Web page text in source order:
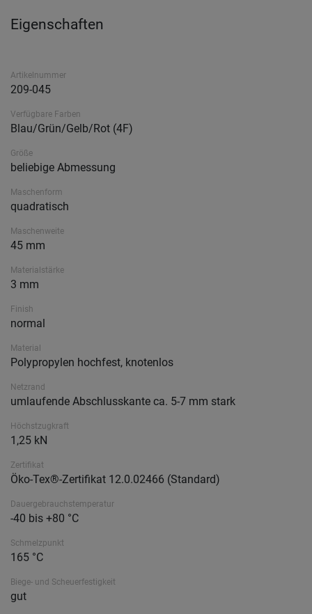
Eigenschaften
Artikelnummer
209-045
Verfügbare Farben
Blau/Grün/Gelb/Rot (4F)
Größe
beliebige Abmessung
Maschenform
quadratisch
Maschenweite
45 mm
Materialstärke
3 mm
Finish
normal
Material
Polypropylen hochfest, knotenlos
Netzrand
umlaufende Abschlusskante ca. 5-7 mm stark
Höchstzugkraft
1,25 kN
Zertifikat
Öko-Tex®-Zertifikat 12.0.02466 (Standard)
Dauergebrauchstemperatur
-40 bis +80 °C
Schmelzpunkt
165 °C
Biege- und Scheuerfestigkeit
gut